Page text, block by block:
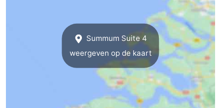
Summum Suite 4
weergeven op de kaart